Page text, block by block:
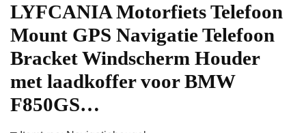
LYFCANIA Motorfiets Telefoon
Mount GPS Navigatie Telefoon
Bracket Windscherm Houder
met laadkoffer voor BMW
F850GS…